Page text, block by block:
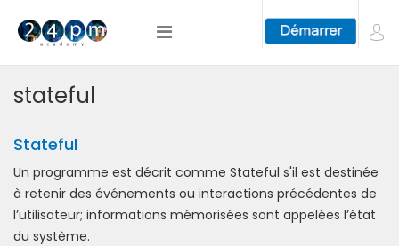
stateful
Stateful
Un programme est décrit comme Stateful s'il est destinée
à retenir des événements ou interactions précédentes de
l’utilisateur; informations mémorisées sont appelées l’état
du système.